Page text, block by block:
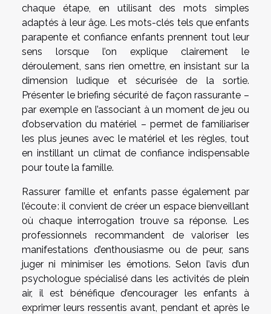
chaque étape, en utilisant des mots simples
adaptés à leur âge. Les mots-clés tels que enfants
parapente et confiance enfants prennent tout leur
sens lorsque l’on explique clairement le
déroulement, sans rien omettre, en insistant sur la
dimension ludique et sécurisée de la sortie.
Présenter le briefing sécurité de façon rassurante –
par exemple en l’associant à un moment de jeu ou
d’observation du matériel – permet de familiariser
les plus jeunes avec le matériel et les règles, tout
en instillant un climat de confiance indispensable
pour toute la famille.
Rassurer famille et enfants passe également par
l’écoute : il convient de créer un espace bienveillant
où chaque interrogation trouve sa réponse. Les
professionnels recommandent de valoriser les
manifestations d’enthousiasme ou de peur, sans
juger ni minimiser les émotions. Selon l’avis d’un
psychologue spécialisé dans les activités de plein
air, il est bénéfique d’encourager les enfants à
exprimer leurs ressentis avant, pendant et après le